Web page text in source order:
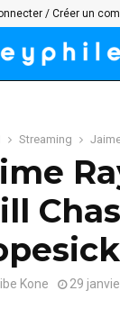
/ Créer un
Streaming
Kone 29